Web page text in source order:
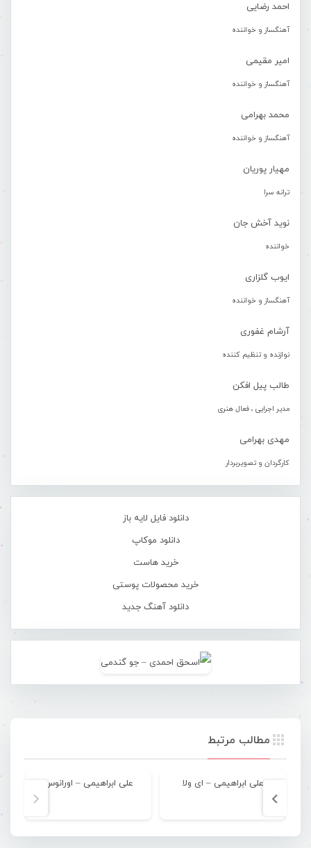
احمد رضایی
آهنگساز و خواننده
امیر مقیمی
آهنگساز و خواننده
محمد بهرامی
آهنگساز و خواننده
مهیار پوریان
ترانه سرا
نوید آخش جان
خواننده
ایوب گلزاری
آهنگساز و خواننده
آرشام غفوری
نوازنده و تنظیم کننده
طالب پیل افکن
مدیر اجرایی ، فعال هنری
مهدی بهرامی
کارگردان و تصویربردار
دانلود فایل لایه باز
دانلود موکاپ
خرید هاست
خرید محصولات پوستی
دانلود آهنگ جدید
مطالب مرتبط
علی ابراهیمی – ای ولا علی ابراهیمی – اورانوس